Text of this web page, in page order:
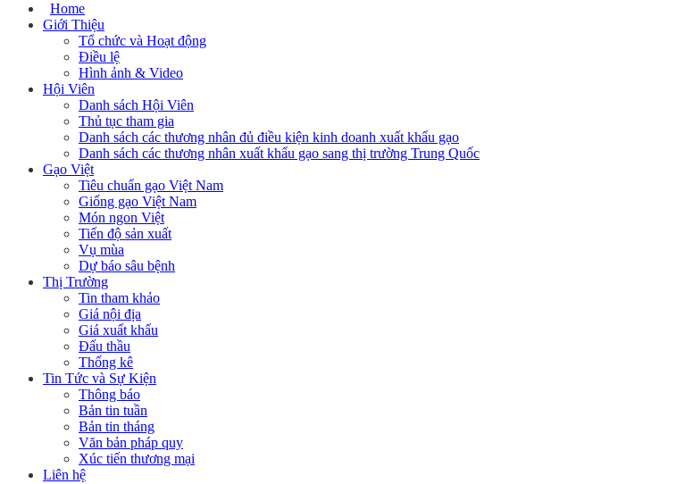
Home
Giới Thiệu
Tổ chức và Hoạt động
Điều lệ
Hình ảnh & Video
Hội Viên
Danh sách Hội Viên
Thủ tục tham gia
Danh sách các thương nhân đủ điều kiện kinh doanh xuất khẩu gạo
Danh sách các thương nhân xuất khẩu gạo sang thị trường Trung Quốc
Gạo Việt
Tiêu chuẩn gạo Việt Nam
Giống gạo Việt Nam
Món ngon Việt
Tiến độ sản xuất
Vụ mùa
Dự báo sâu bệnh
Thị Trường
Tin tham khảo
Giá nội địa
Giá xuất khẩu
Đấu thầu
Thống kê
Tin Tức và Sự Kiện
Thông báo
Bản tin tuần
Bản tin tháng
Văn bản pháp quy
Xúc tiến thương mại
Liên hệ